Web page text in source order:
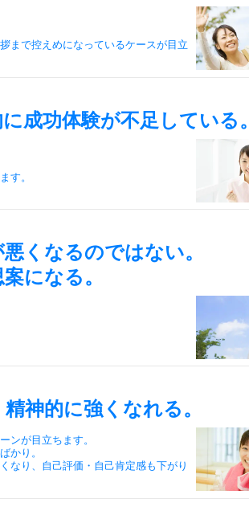
まで控えめになっているケースが目立
成功体験が不足している。
す。
くなるのではない。
になる。
神的に強くなれる。
ンが目立ちます。
かり。
なり、自己評価・自己肯定感も下がり